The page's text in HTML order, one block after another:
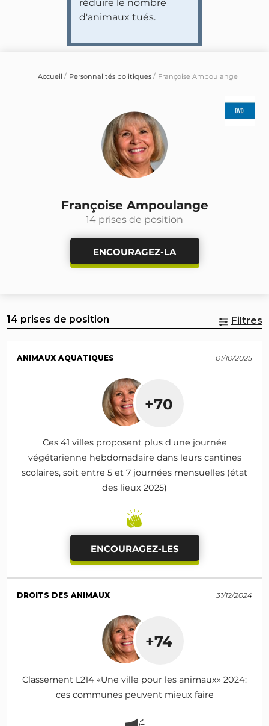
réduire le nombre
d'animaux tués.
Accueil Personnalités politiques Françoise Ampoulange
Françoise Ampoulange
14 prises de position
ENCOURAGEZ-LA
14 prises de position Filtres
ANIMAUX AQUATIQUES 01/10/2025
+70
Ces 41 villes proposent plus d'une journée
végétarienne hebdomadaire dans leurs cantines
scolaires, soit entre 5 et 7 journées mensuelles (état
des lieux 2025)
ENCOURAGEZ-LES
DROITS DES ANIMAUX 31/12/2024
+74
Classement L214 «Une ville pour les animaux» 2024:
ces communes peuvent mieux faire